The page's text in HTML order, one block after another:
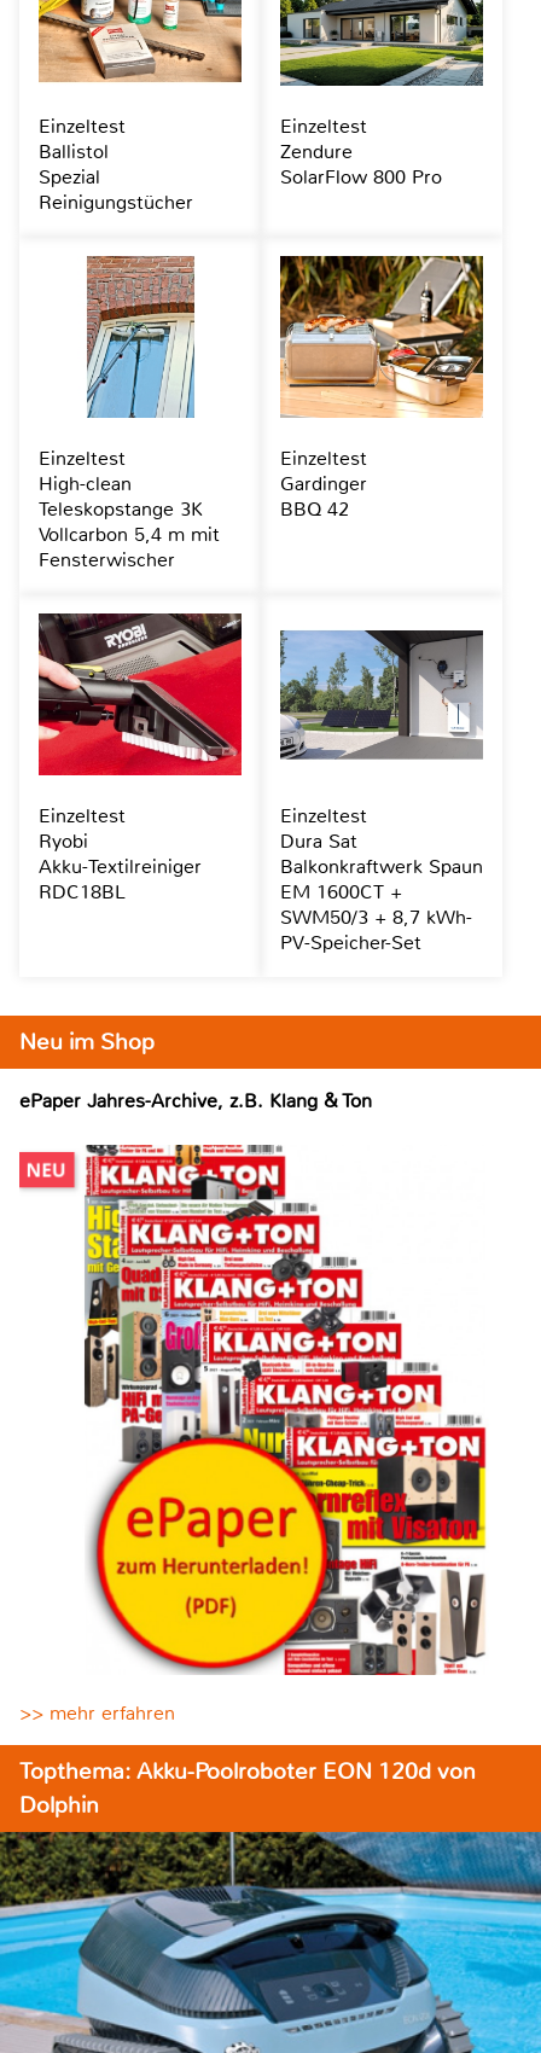
Neu im Shop
ePaper Jahres-Archive, z.B. Klang & Ton
>> mehr erfahren
Topthema: Akku-Poolroboter EON 120d von
Dolphin
Einzeltest
Ballistol
Spezial
Reinigungstücher
Einzeltest
Zendure
SolarFlow 800 Pro
Einzeltest
High-clean
Teleskopstange 3K
Vollcarbon 5,4 m mit
Fensterwischer
Einzeltest
Gardinger
BBQ 42
Einzeltest
Ryobi
Akku-Textilreiniger
RDC18BL
Einzeltest
Dura Sat
Balkonkraftwerk Spaun
EM 1600CT +
SWM50/3 + 8,7 kWh-
PV-Speicher-Set